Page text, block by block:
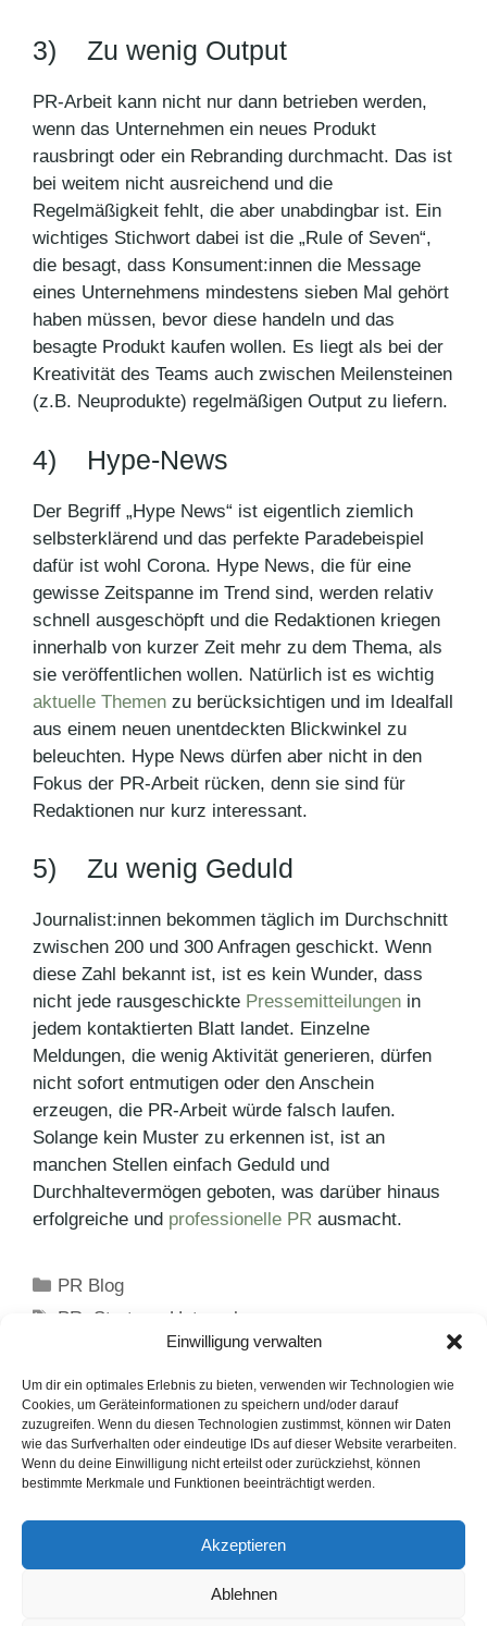
Einwilligung verwalten
Um dir ein optimales Erlebnis zu bieten, verwenden wir Technologien wie
Cookies, um Geräteinformationen zu speichern und/oder darauf
zuzugreifen. Wenn du diesen Technologien zustimmst, können wir Daten
wie das Surfverhalten oder eindeutige IDs auf dieser Website verarbeiten.
Wenn du deine Einwilligung nicht erteilst oder zurückziehst, können
bestimmte Merkmale und Funktionen beeinträchtigt werden.
Akzeptieren
Ablehnen
3) Zu wenig Output
PR-Arbeit kann nicht nur dann betrieben werden,
wenn das Unternehmen ein neues Produkt
rausbringt oder ein Rebranding durchmacht. Das ist
bei weitem nicht ausreichend und die
Regelmäßigkeit fehlt, die aber unabdingbar ist. Ein
wichtiges Stichwort dabei ist die „Rule of Seven“,
die besagt, dass Konsument:innen die Message
eines Unternehmens mindestens sieben Mal gehört
haben müssen, bevor diese handeln und das
besagte Produkt kaufen wollen. Es liegt als bei der
Kreativität des Teams auch zwischen Meilensteinen
(z.B. Neuprodukte) regelmäßigen Output zu liefern.
4) Hype-News
Der Begriff „Hype News“ ist eigentlich ziemlich
selbsterklärend und das perfekte Paradebeispiel
dafür ist wohl Corona. Hype News, die für eine
gewisse Zeitspanne im Trend sind, werden relativ
schnell ausgeschöpft und die Redaktionen kriegen
innerhalb von kurzer Zeit mehr zu dem Thema, als
sie veröffentlichen wollen. Natürlich ist es wichtig
aktuelle Themen zu berücksichtigen und im Idealfall
aus einem neuen unentdeckten Blickwinkel zu
beleuchten. Hype News dürfen aber nicht in den
Fokus der PR-Arbeit rücken, denn sie sind für
Redaktionen nur kurz interessant.
5) Zu wenig Geduld
Journalist:innen bekommen täglich im Durchschnitt
zwischen 200 und 300 Anfragen geschickt. Wenn
diese Zahl bekannt ist, ist es kein Wunder, dass
nicht jede rausgeschickte Pressemitteilungen in
jedem kontaktierten Blatt landet. Einzelne
Meldungen, die wenig Aktivität generieren, dürfen
nicht sofort entmutigen oder den Anschein
erzeugen, die PR-Arbeit würde falsch laufen.
Solange kein Muster zu erkennen ist, ist an
manchen Stellen einfach Geduld und
Durchhaltevermögen geboten, was darüber hinaus
erfolgreiche und professionelle PR ausmacht.
Kategorien
PR Blog
Schlagwörter
PR Start-up
Unternehmen
Bridgestone und Webfleet auf der IAA
Transportation 2022
Fluffig, cremig oder Ei – die Deutschen mögen
es süß und herzhaft